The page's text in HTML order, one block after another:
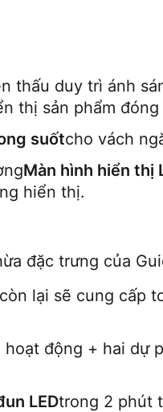
thấu duy trì ánh
thị sản phẩm
suốtcho vách
Màn hình hiển thị
hiển thị.
đặc trưng của
lại sẽ cung cấp
hoạt động + hai dự
LEDtrong 2 phút